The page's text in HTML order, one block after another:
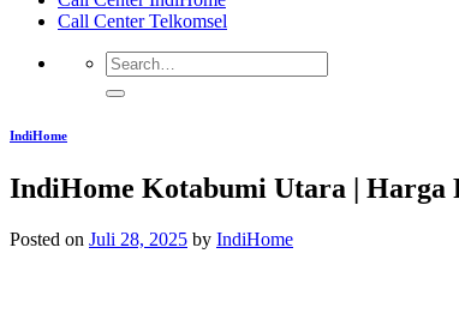
Call Center Telkomsel
IndiHome
IndiHome Kotabumi Utara | Harga
Posted on Juli 28, 2025 by IndiHome